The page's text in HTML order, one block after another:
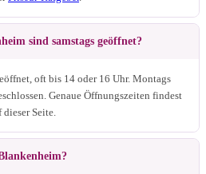
sind samstags geöffnet?
oft bis 14 oder 16 Uhr. Montags
Genaue Öffnungszeiten findest
Seite.